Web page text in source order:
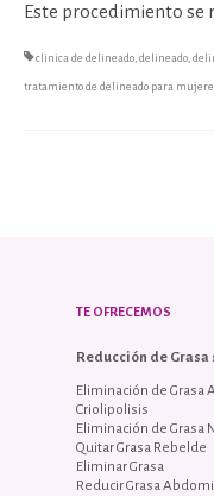
Este procedimiento se
clinica de delineado, delineado,
tratamiento de delineado para
TE OFRECEMOS
Reducción de
Eliminación de Grasa
Criolipolisis
Eliminación de Grasa
Quitar Grasa Rebelde
Eliminar Grasa
Reducir Grasa